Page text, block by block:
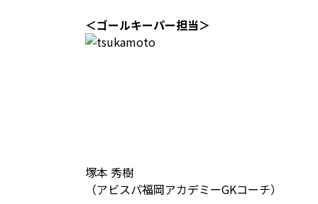
＜ゴールキーパー担当＞
塚本 秀樹
（アビスパ福岡アカデミーGKコーチ）